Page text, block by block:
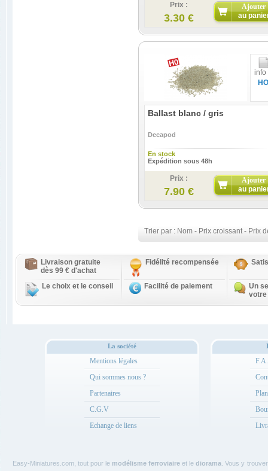
Prix :
3.30 €
Ajouter
au
info
HO
Ballast blanc / gris
Decapod
En stock
Expédition sous 48h
Prix :
7.90 €
Ajouter
au
Trier par : Nom - Prix croissant- Prix
Livraison gratuite
dès 99 € d'achat
Fidélité recompensée
Le choix et le conseil Facilité de paiement
Un
votre
La société
Mentions légales
Qui sommes nous ?
Partenaires
C.G.V
Echange de liens
Easy-Miniatures.com, tout pour le modélisme ferroviaireet lediorama . Vous y